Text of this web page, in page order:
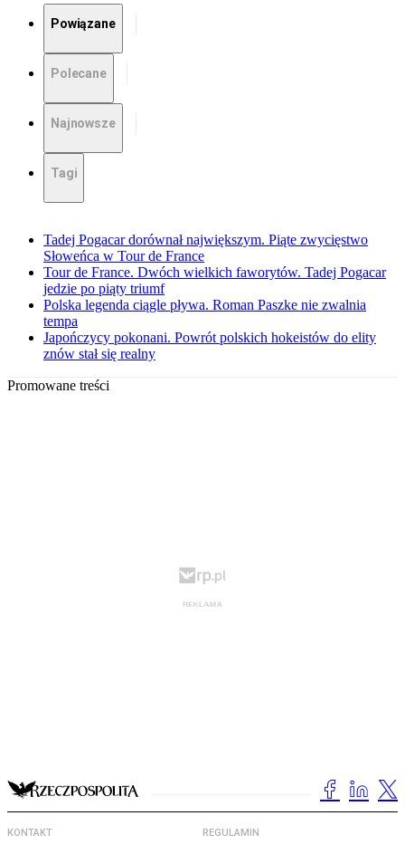
Powiązane
Polecane
Najnowsze
Tagi
Tadej Pogacar dorównał największym. Piąte zwycięstwo
Słoweńca w Tour de France
Tour de France. Dwóch wielkich faworytów. Tadej Pogacar
jedzie po piąty triumf
Polska legenda ciągle pływa. Roman Paszke nie zwalnia
tempa
Japończycy pokonani. Powrót polskich hokeistów do elity
znów stał się realny
Promowane treści
KONTAKT REGULAMIN